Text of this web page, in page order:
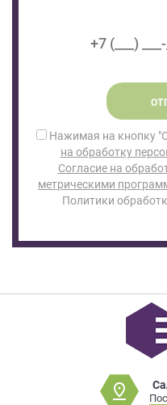
Нажимая на кнопку
на обработку
Согласие на
метрическими
Политики